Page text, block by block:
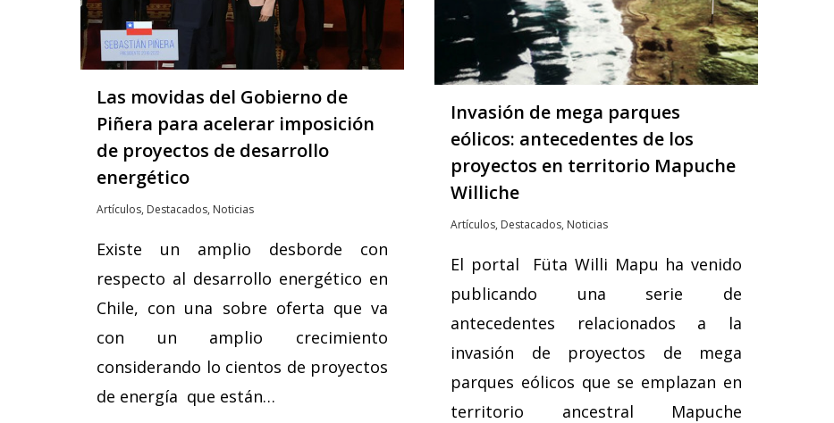
Las movidas del Gobierno de
Piñera para acelerar imposición
de proyectos de desarrollo
energético
Artículos, Destacados, Noticias
Existe un amplio desborde con
respecto al desarrollo energético en
Chile, con una sobre oferta que va
con un amplio crecimiento
considerando lo cientos de proyectos
de energía que están…
Invasión de mega parques
eólicos: antecedentes de los
proyectos en territorio Mapuche
Williche
Artículos, Destacados, Noticias
El portal Füta Willi Mapu ha venido
publicando una serie de
antecedentes relacionados a la
invasión de proyectos de mega
parques eólicos que se emplazan en
territorio ancestral Mapuche